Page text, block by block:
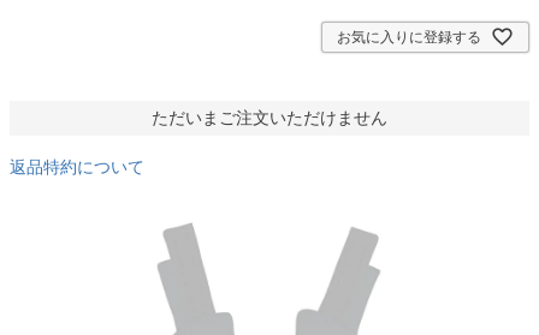
お気に入りに登録する
ただいまご注文いただけません
返品特約について